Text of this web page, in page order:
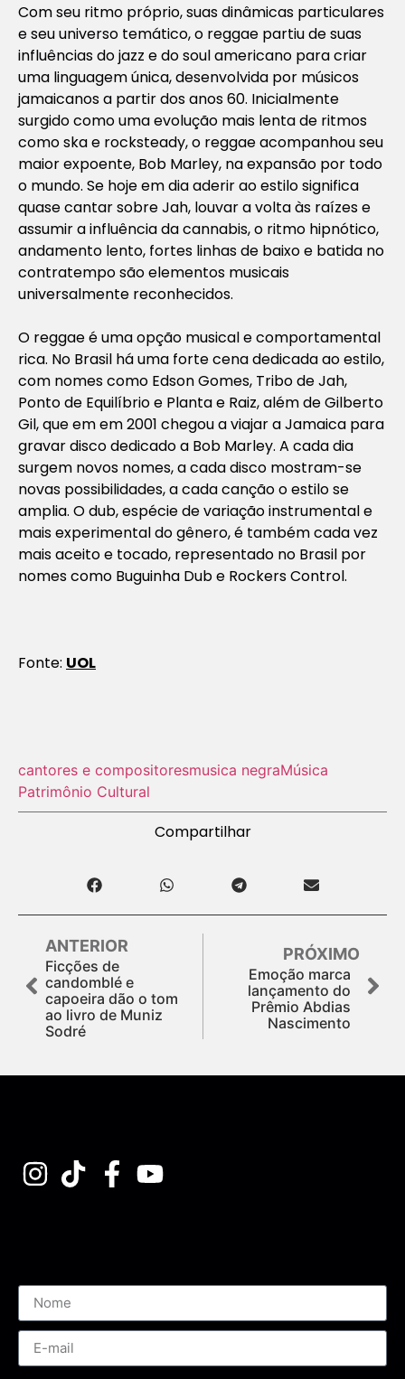
Com seu ritmo próprio, suas dinâmicas particulares
e seu universo temático, o reggae partiu de suas
influências do jazz e do soul americano para criar
uma linguagem única, desenvolvida por músicos
jamaicanos a partir dos anos 60. Inicialmente
surgido como uma evolução mais lenta de ritmos
como ska e rocksteady, o reggae acompanhou seu
maior expoente, Bob Marley, na expansão por todo
o mundo. Se hoje em dia aderir ao estilo significa
quase cantar sobre Jah, louvar a volta às raízes e
assumir a influência da cannabis, o ritmo hipnótico,
andamento lento, fortes linhas de baixo e batida no
contratempo são elementos musicais
universalmente reconhecidos.
O reggae é uma opção musical e comportamental
rica. No Brasil há uma forte cena dedicada ao estilo,
com nomes como Edson Gomes, Tribo de Jah,
Ponto de Equilíbrio e Planta e Raiz, além de Gilberto
Gil, que em em 2001 chegou a viajar a Jamaica para
gravar disco dedicado a Bob Marley. A cada dia
surgem novos nomes, a cada disco mostram-se
novas possibilidades, a cada canção o estilo se
amplia. O dub, espécie de variação instrumental e
mais experimental do gênero, é também cada vez
mais aceito e tocado, representado no Brasil por
nomes como Buguinha Dub e Rockers Control.
Fonte: UOL
cantores e compositoresmusica negraMúsica
Patrimônio Cultural
Compartilhar
ANTERIOR
Ficções de
candomblé e
capoeira dão o tom
ao livro de Muniz
Sodré
PRÓXIMO
Emoção marca
lançamento do
Prêmio Abdias
Nascimento